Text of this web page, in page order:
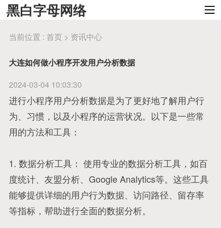
黑白字母网络
当前位置 : 首页 > 资讯中心
大连如何做小程序开发用户分析数据
2024-03-04 10:03:30
进行小程序用户分析数据是为了更好地了解用户行
为、习惯，以及小程序的运营状况。以下是一些常
用的方法和工具：
1. 数据分析工具： 使用专业的数据分析工具，如百
度统计、友盟分析、Google Analytics等。这些工具
能够提供详细的用户行为数据、访问路径、留存率
等指标，帮助进行全面的数据分析。